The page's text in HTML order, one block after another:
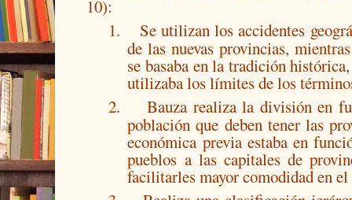
10):
1.
Se utilizan los accidentes
de las nuevas provincias,
se basaba en la tradición
utilizaba los límites de los
2.
Bauza realiza la división en
población que deben tener las
económica previa estaba en
pueblos a las capitales de
facilitarles mayor comodidad en